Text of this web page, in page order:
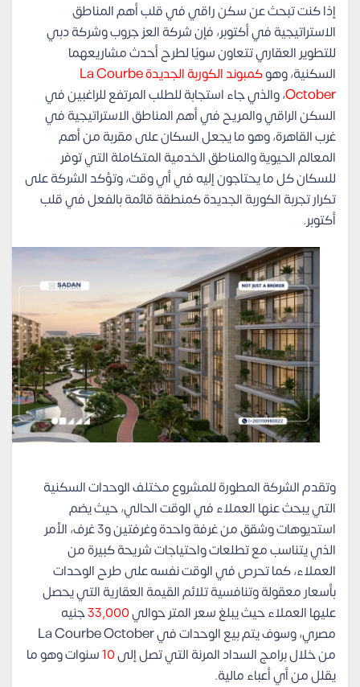
إذا كنت تبحث عن سكن راقي في قلب أهم المناطق
الاستراتيجية في أكتوبر، فإن شركة العز جروب وشركة دبي
للتطوير العقاري تتعاون سويًا لطرح أحدث مشاريعهما
السكنية، وهو
كمبوند الكوربة الجديدة La Courbe
October، والذي جاء استجابة للطلب المرتفع للراغبين في
السكن الراقي والمريح في أهم المناطق الاستراتيجية في
غرب القاهرة، وهو ما يجعل السكان على مقربة من أهم
المعالم الحيوية والمناطق الخدمية المتكاملة التي توفر
للسكان كل ما يحتاجون إليه في أي وقت، وتؤكد الشركة على
تكرار تجربة الكوربة الجديدة كمنطقة قائمة بالفعل في قلب
أكتوبر.
وتقدم الشركة المطورة للمشروع مختلف الوحدات السكنية
التي يبحث عنها العملاء في الوقت الحالي، حيث يضم
استديوهات وشقق من غرفة واحدة وغرفتين و3 غرف، الأمر
الذي يتناسب مع تطلعات واحتياجات شريحة كبيرة من
العملاء، كما تحرص في الوقت نفسه على طرح الوحدات
بأسعار معقولة وتنافسية تلائم القيمة العقارية التي يحصل
عليها العملاء حيث يبلغ سعر المتر حوالي33,000جنيه
مصري، وسوف يتم بيع الوحدات في La Courbe October
من خلال برامج السداد المرنة التي تصل إلى10سنوات وهو ما
يقلل من أي أعباء مالية.